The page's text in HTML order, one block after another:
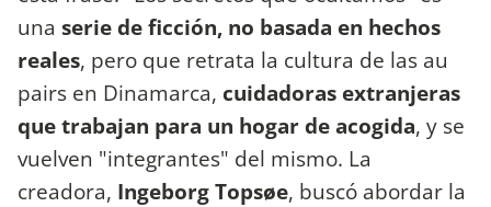
una serie de ficción, no basada en hechos
reales, pero que retrata la cultura de las au
pairs en Dinamarca, cuidadoras extranjeras
que trabajan para un hogar de acogida, y se
vuelven "integrantes" del mismo. La
creadora, Ingeborg Topsøe, buscó abordar la